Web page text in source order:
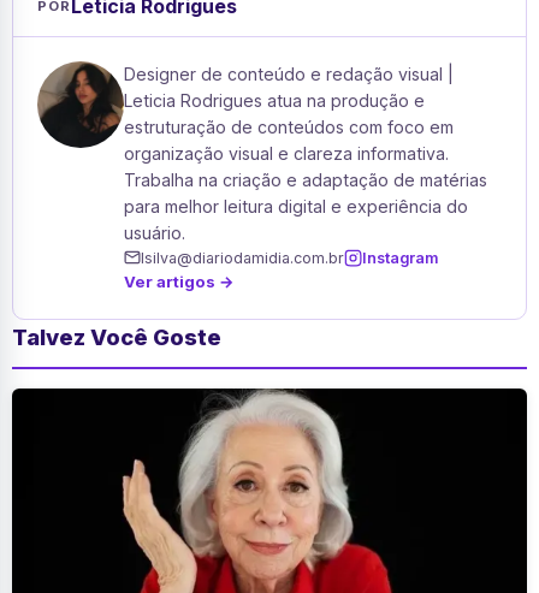
POR Leticia Rodrigues
Designer de conteúdo e redação visual |
Leticia Rodrigues atua na produção e
estruturação de conteúdos com foco em
organização visual e clareza informativa.
Trabalha na criação e adaptação de matérias
para melhor leitura digital e experiência do
usuário.
lsilva@diariodamidia.com.br Instagram
Ver artigos →
Talvez Você Goste